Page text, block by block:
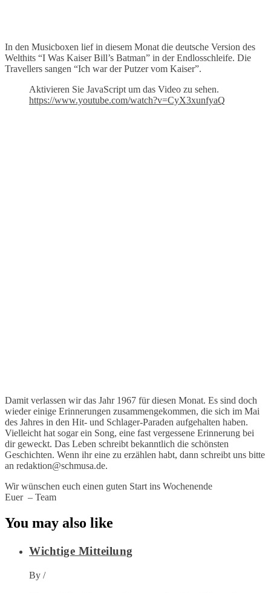
In den Musicboxen lief in diesem Monat die deutsche Version des
Welthits “I Was Kaiser Bill’s Batman” in der Endlosschleife. Die
Travellers sangen “Ich war der Putzer vom Kaiser”.
Aktivieren Sie JavaScript um das Video zu sehen.
https://www.youtube.com/watch?v=CyX3xunfyaQ
Damit verlassen wir das Jahr 1967 für diesen Monat. Es sind doch
wieder einige Erinnerungen zusammengekommen, die sich im Mai
des Jahres in den Hit- und Schlager-Paraden aufgehalten haben.
Vielleicht hat sogar ein Song, eine fast vergessene Erinnerung bei
dir geweckt. Das Leben schreibt bekanntlich die schönsten
Geschichten. Wenn ihr eine zu erzählen habt, dann schreibt uns bitte
an redaktion@schmusa.de.
Wir wünschen euch einen guten Start ins Wochenende
Euer – Team
You may also like
Wichtige Mitteilung
By /